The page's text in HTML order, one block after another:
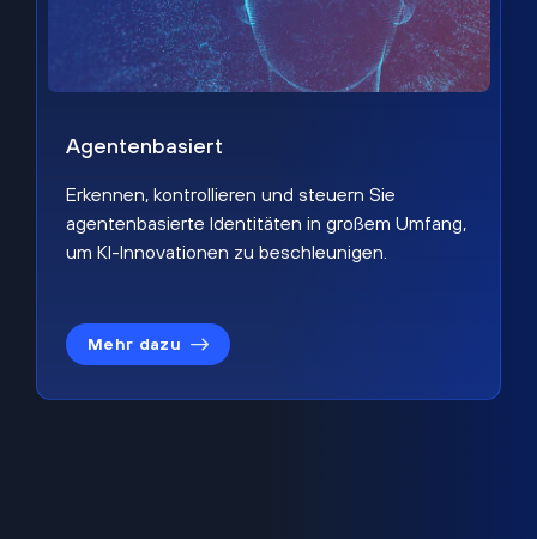
Agentenbasiert
Erkennen, kontrollieren und steuern Sie
agentenbasierte Identitäten in großem Umfang,
um KI-Innovationen zu beschleunigen.
Mehr dazu